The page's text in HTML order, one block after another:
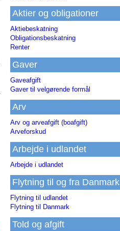
Aktier og obligationer
Aktiebeskatning
Obligationsbeskatning
Renter
Gaver
Gaveafgift
Gaver til velgørende formål
Arv
Arv og arveafgift (boafgift)
Arveforskud
Arbejde i udlandet
Arbejde i udlandet
Flytning til og fra Danmark
Flytning til udlandet
Flytning til Danmark
Told og afgift